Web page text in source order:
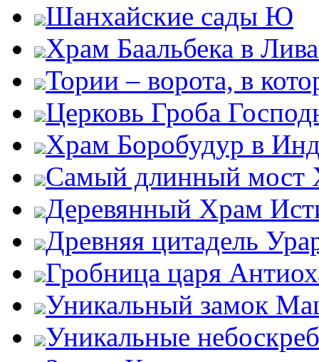
Шанхайские сады Ю
Храм Баальбека в
Тории – ворота, в
Церковь Гроба
Храм Боробудур в
Самый длинный мост
Деревянный Храм
Древняя цитадель
Гробница царя
Уникальный замок
Уникальные